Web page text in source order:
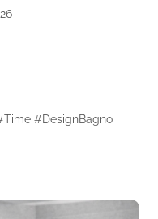
#DesignBagno